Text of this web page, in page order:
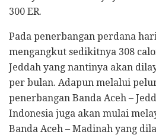
300 ER.
Pada penerbangan perdana
mengangkut sedikitnya 308
Jeddah yang nantinya akan
per bulan. Adapun melalui
penerbangan Banda Aceh –
Indonesia juga akan mulai
Banda Aceh – Madinah yang